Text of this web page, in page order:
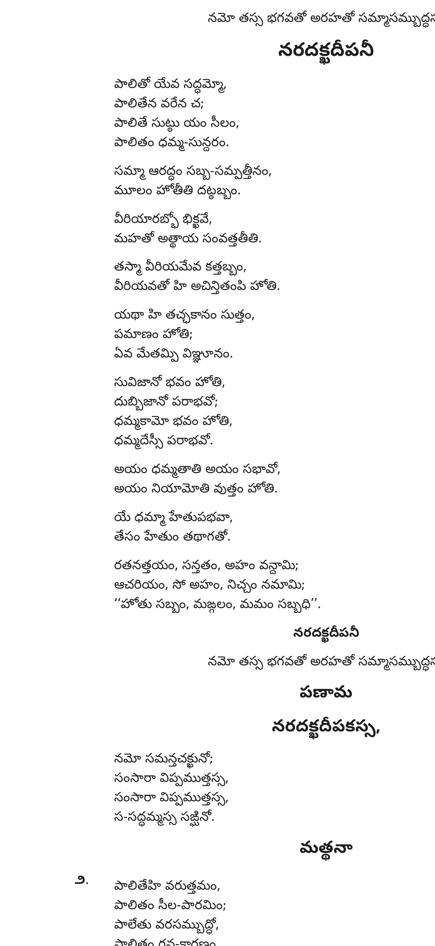
నమో తస్స భగవతో అరహతో
నరదక్ఖదీపనీ
పాలితో యేవ సద్ధమ్మో,
పాలితేన వరేన చ;
పాలితే సుట్ఠు యం సీలం,
పాలితం ధమ్మ-సున్దరం.
సమ్మా ఆరద్ధం సబ్బ-సమ్పత్తీనం,
మూలం హోతీతి దట్ఠబ్బం.
వీరియారబ్భో భిక్ఖవే,
మహతో అత్థాయ సంవత్తతీతి.
తస్మావీరియమేవ కత్తబ్బం,
వీరియవతో హి అచిన్తితంపి హోతి.
యథా హి తచ్ఛకానం సుత్తం,
పమాణం హోతి;
ఏవ మేతమ్పి విఞ్ఞూనం.
సువిజానో భవం హోతి,
దుబ్బిజానో పరాభవో;
ధమ్మకామో భవం హోతి,
ధమ్మదేస్సీ పరాభవో.
అయం ధమ్మతాతి అయం సభావో,
అయం నియామోతి వుత్తం హోతి.
యే ధమ్మా హేతుపభవా,
తేసం హేతుం తథాగతో.
రతనత్తయం, సన్తతం, అహం వన్దామి;
ఆచరియం, సో అహం, నిచ్చం నమామి;
‘‘హోతు సబ్బం, మఙ్గలం, మమం సబ్బధి’’.
నరదక్ఖదీపనీ
నమో తస్స భగవతో అరహతో
పణామ
నరదక్ఖదీపకస్స,
నమో సమన్తచక్ఖునో;
సంసారా విప్పముత్తస్స,
సంసారా విప్పముత్తస్స,
స-సద్ధమ్మస్స సఙ్ఘినో.
మత్థనా
౨. పాలితేహి వరుత్తమం,
పాలితం సీల-పారమిం;
పాలేతు వరసమ్బుద్ధో,